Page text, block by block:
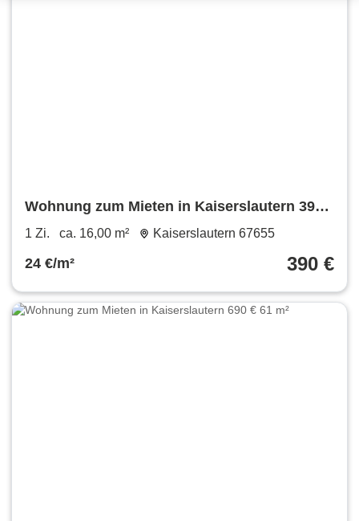
Wohnung zum Mieten in Kaiserslautern 390
€ 16 m²
1 Zi. ca. 16,00 m² Kaiserslautern 67655
24 €/m² 390 €